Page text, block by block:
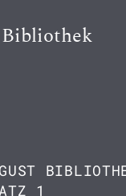
Bibliothek
1